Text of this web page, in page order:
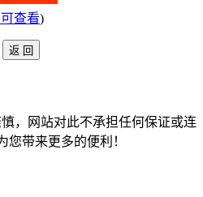
查看)
，网站对此不承担任何保证或连
您带来更多的便利！